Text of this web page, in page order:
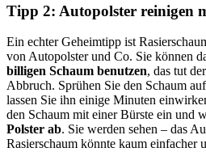
Tipp 2: Autopolster reinigen
Ein echter Geheimtipp ist
von Autopolster und Co. Sie können
billigen Schaum benutzen, das tut
Abbruch. Sprühen Sie den Schaum
lassen Sie ihn einige Minuten
den Schaum mit einer Bürste ein und
Polster ab. Sie werden sehen – das
Rasierschaum könnte kaum einfacher